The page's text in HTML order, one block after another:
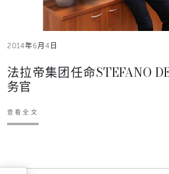
2014年6月4日
法拉帝集团任命STEFANO
务官
查看全文